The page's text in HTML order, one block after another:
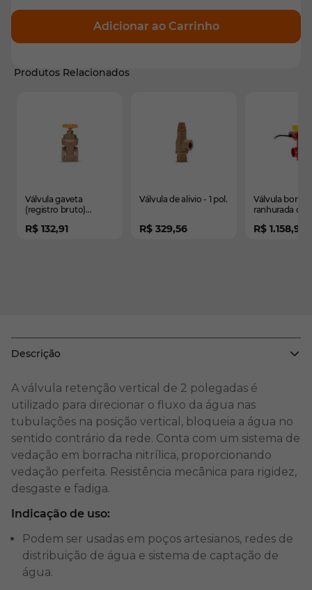
Adicionar ao Carrinho
Produtos Relacionados
Válvula gaveta
(registro bruto)
R$ 132,91
Válvula de alivio - 1 pol.
R$ 329,56
Válvula
ranhurada
fecha - 4 pol.
R$ 1.158,91
Descrição
A válvula retenção vertical de 2 polegadas é
utilizado para direcionar o fluxo da água nas
tubulações na posição vertical, bloqueia a água no
sentido contrário da rede. Conta com um sistema de
vedação em borracha nitrílica, proporcionando
vedação perfeita. Resistência mecânica para rigidez,
desgaste e fadiga.
Indicação de uso:
Podem ser usadas em poços artesianos, redes de
distribuição de água e sistema de captação de
água.